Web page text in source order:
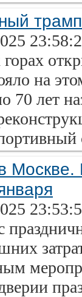
на
70 лет